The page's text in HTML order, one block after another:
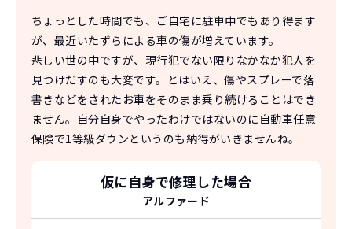
ちょっとした時間でも、ご自宅に駐車中でもあり得ます
が、最近いたずらによる車の傷が増えています。
悲しい世の中ですが、現行犯でない限りなかなか犯人を
見つけだすのも大変です。とはいえ、傷やスプレーで落
書きなどをされたお車をそのまま乗り続けることはでき
ません。自分自身でやったわけではないのに自動車任意
保険で1等級ダウンというのも納得がいきませんね。
仮に自身で修理した場合
アルファード